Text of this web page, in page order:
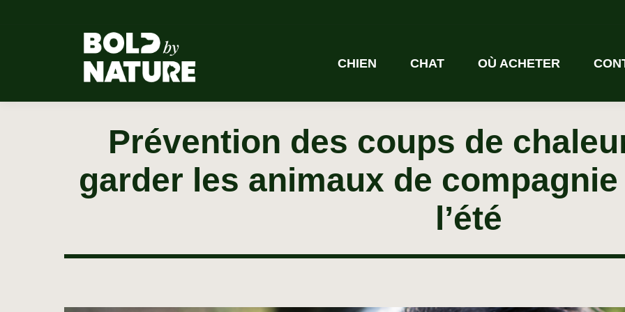
CHIEN CHAT OÙ ACHETER
Prévention des coups de
garder les animaux de
l’été